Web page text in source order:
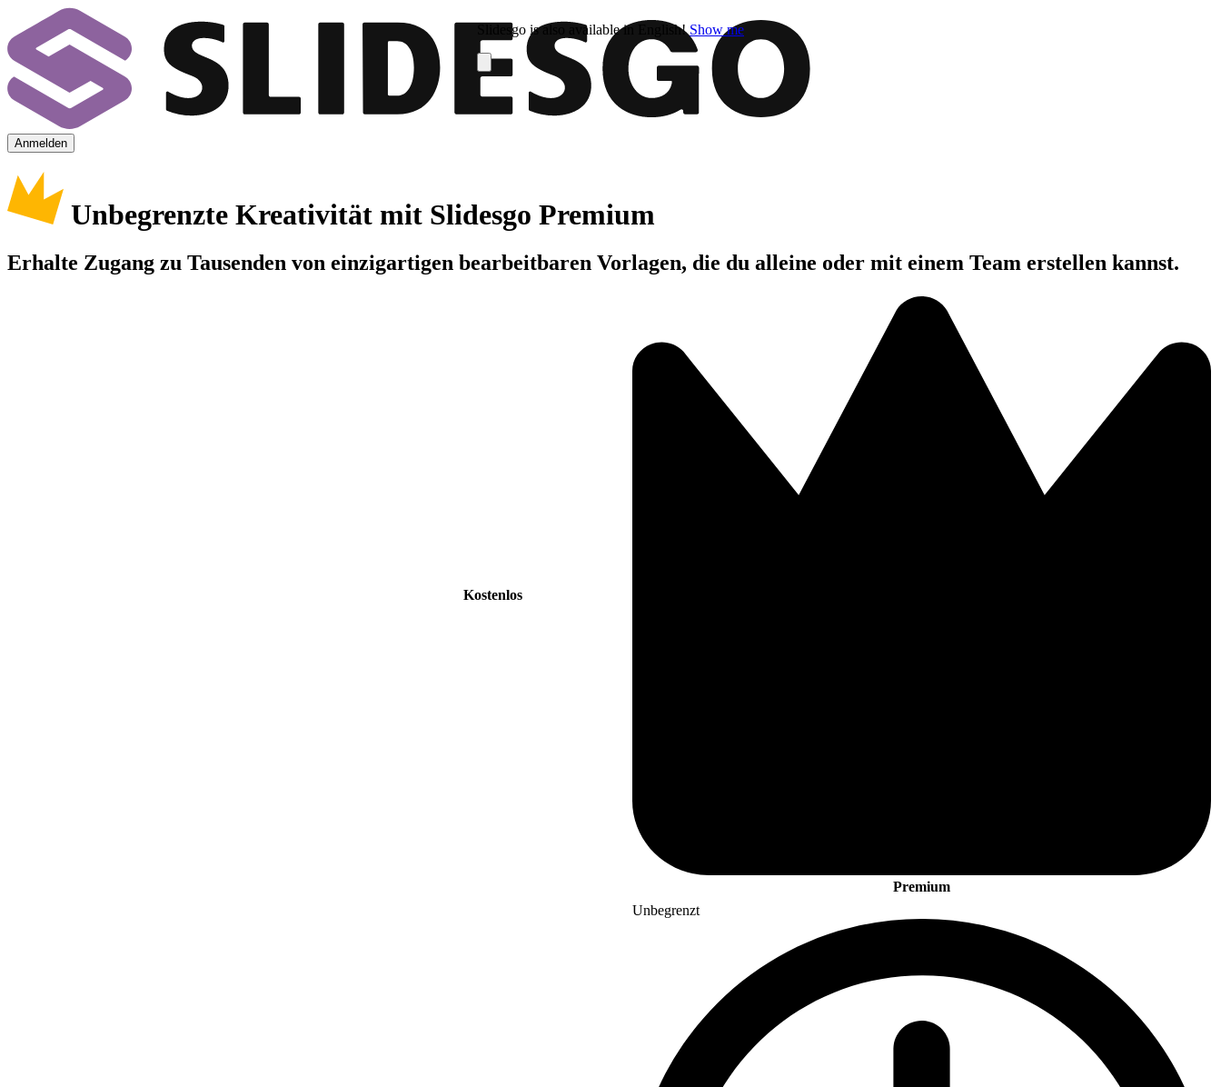
Slidesgo is also available in English! Show me
Anmelden
Unbegrenzte Kreativität mit Slidesgo Premium
Erhalte Zugang zu Tausenden von einzigartigen bearbeitbaren Vorlagen, die du alleine oder mit einem Team erstellen kannst.
Kostenlos
Premium
Unbegrenzt